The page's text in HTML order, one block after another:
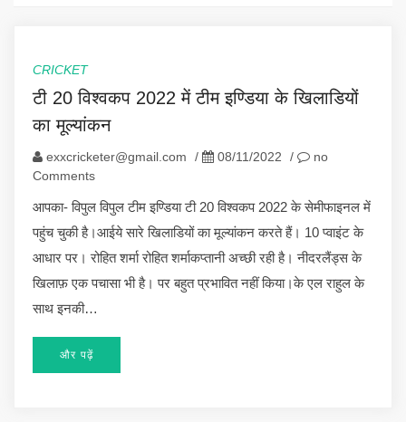
CRICKET
टी 20 विश्वकप 2022 में टीम इण्डिया के खिलाडियों
का मूल्यांकन
exxcricketer@gmail.com / 08/11/2022 /
no
Comments
आपका- विपुल विपुल टीम इण्डिया टी 20 विश्वकप 2022 के सेमीफाइनल में
पहुंच चुकी है।आईये सारे खिलाडियों का मूल्यांकन करते हैं। 10 प्वाइंट के
आधार पर। रोहित शर्मा रोहित शर्माकप्तानी अच्छी रही है। नीदरलैंड्स के
खिलाफ़ एक पचासा भी है। पर बहुत प्रभावित नहीं किया।के एल राहुल के
साथ इनकी…
और पढ़ें